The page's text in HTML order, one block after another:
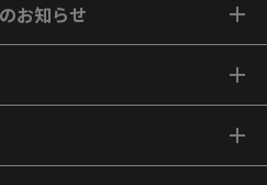
お知らせ